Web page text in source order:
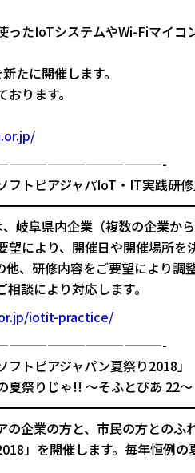
ったIoTシステムやWi-Fiマイコ
たに開催します。
ります。
パIoT・IT実践研修
岐阜県内企業（複数の企業か
望により、開催日や開催場所を
他、研修内容をご要望により調
談により対応します。
iotit-practice/
パン夏祭り2018」
ゃ!! ～そふとぴあ 22～
の企業の方と、市民の方とのふ
」を開催します。毎年恒例